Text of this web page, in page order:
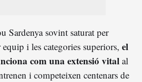
Sardenya sovint saturat per
i les categories superiors, el
com una extensió vital al
i competeixen centenars de